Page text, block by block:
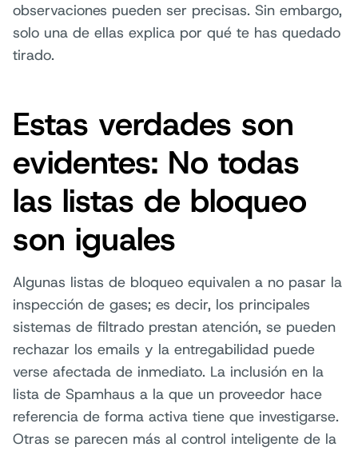
observaciones pueden ser precisas. Sin embargo,
solo una de ellas explica por qué te has quedado
tirado.
Estas verdades son
evidentes: No todas
las listas de bloqueo
son iguales
Algunas listas de bloqueo equivalen a no pasar la
inspección de gases; es decir, los principales
sistemas de filtrado prestan atención, se pueden
rechazar los emails y la entregabilidad puede
verse afectada de inmediato. La inclusión en la
lista de Spamhaus a la que un proveedor hace
referencia de forma activa tiene que investigarse.
Otras se parecen más al control inteligente de la